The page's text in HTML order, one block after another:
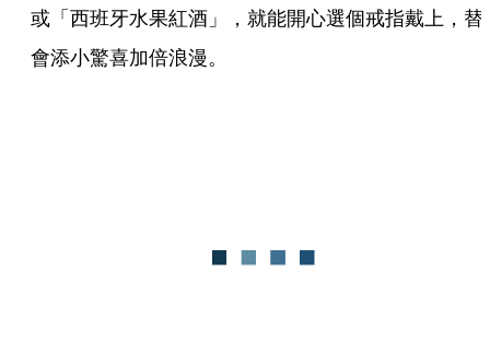
或「西班牙水果紅酒」，就能開心選個戒指戴上，替
會添小驚喜加倍浪漫。